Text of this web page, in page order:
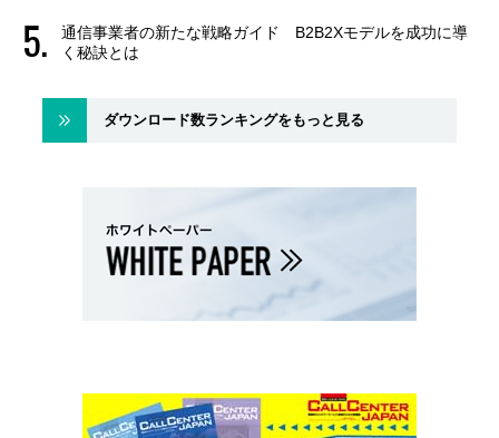
通信事業者の新たな戦略ガイド B2B2Xモデルを成功に導
く秘訣とは
ダウンロード数ランキングをもっと見る